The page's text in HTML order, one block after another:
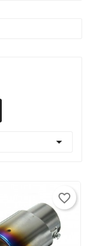

favorite_border